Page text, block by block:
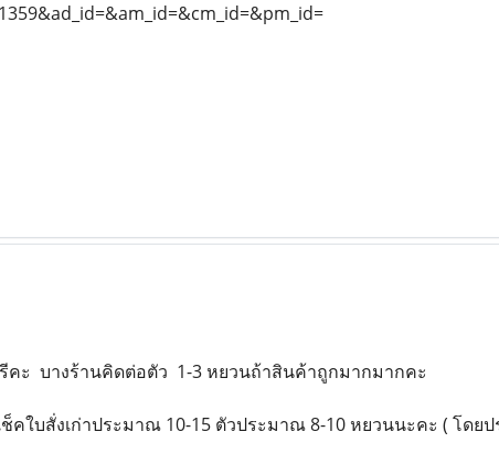
คะ บางร้านคิดต่อตัว 1-3 หยวนถ้าสินค้าถูกมากมากคะ
ใบสั่งเก่าประมาณ 10-15 ตัวประมาณ 8-10 หยวนนะคะ ( โดย